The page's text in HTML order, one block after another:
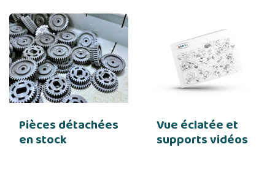
Pièces détachées
en stock
Vue éclatée et
supports vidéos